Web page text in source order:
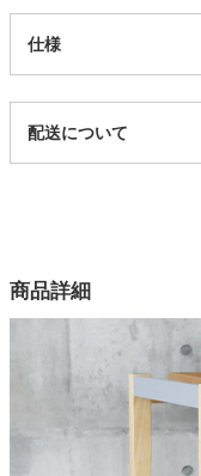
インテリア雑貨
仕様
7000780
4色
塗装
配送について
商品詳細